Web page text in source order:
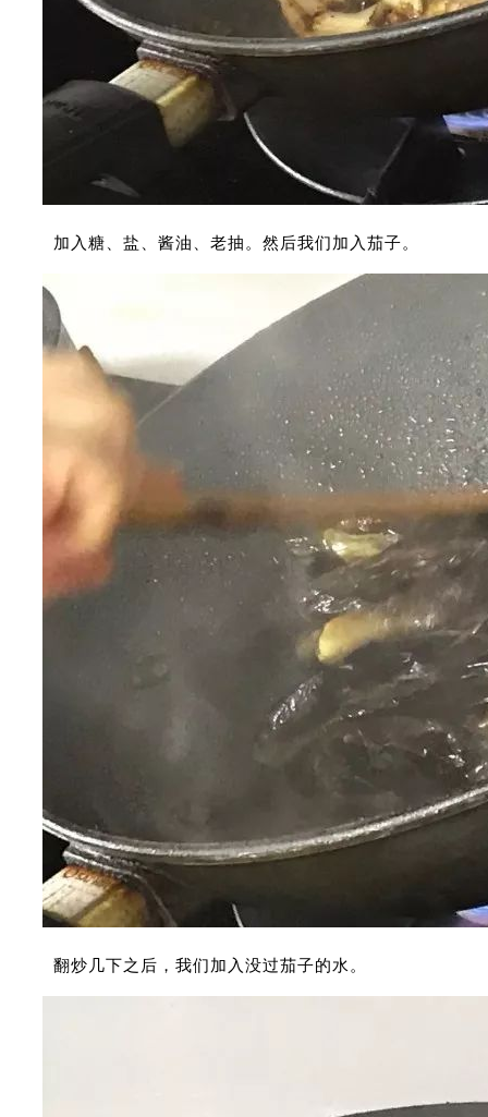
加入糖、盐、酱油、老抽。然后我们加入茄子。
翻炒几下之后，我们加入没过茄子的水。